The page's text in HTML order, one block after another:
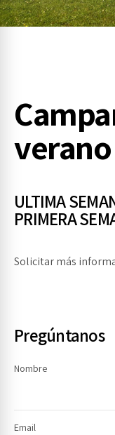
verano
ULTIMA
PRIMERA
Solicitar más
Pregúntanos
Nombre
Email